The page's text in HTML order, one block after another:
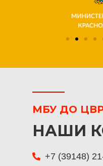
МБУ ДО ЦВР
НАШИ
+7 (39148)